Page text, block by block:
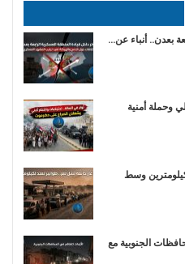
بعدن.. أنباء عن…
وحملة أمنية
وسط
الجنوبية مع